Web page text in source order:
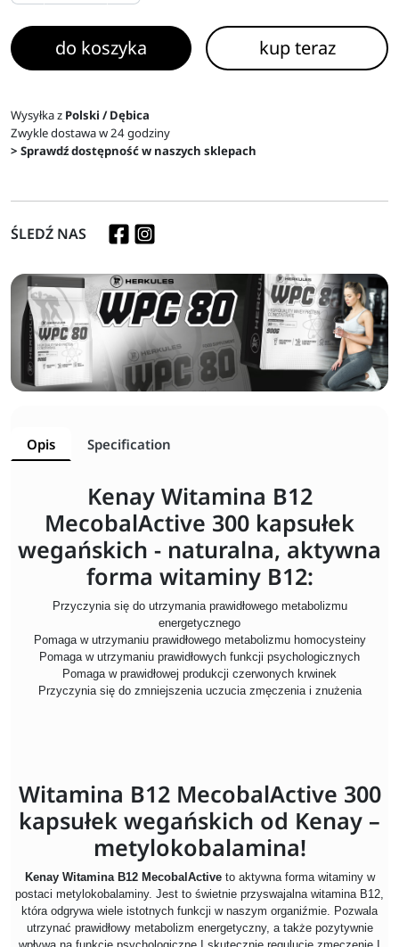
do koszyka kup teraz
Wysyłka z Polski / Dębica
Zwykle dostawa w 24 godziny
> Sprawdź dostępność w naszych sklepach
ŚLEDŹ NAS
Opis Specification
Kenay Witamina B12
MecobalActive 300 kapsułek
wegańskich - naturalna, aktywna
forma witaminy B12:
Przyczynia się do utrzymania prawidłowego metabolizmu
energetycznego
Pomaga w utrzymaniu prawidłowego metabolizmu homocysteiny
Pomaga w utrzymaniu prawidłowych funkcji psychologicznych
Pomaga w prawidłowej produkcji czerwonych krwinek
Przyczynia się do zmniejszenia uczucia zmęczenia i znużenia
Witamina B12 MecobalActive 300
kapsułek wegańskich od Kenay –
metylokobalamina!
Kenay Witamina B12 MecobalActiveto aktywna forma witaminy w
postaci metylokobalaminy. Jest to świetnie przyswajalna witamina B12,
która odgrywa wiele istotnych funkcji w naszym organiźmie. Pozwala
utrzynać prawidłowy metabolizm energetyczny, a także pozytywnie